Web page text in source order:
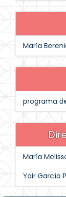
María
programa
María
Yair García